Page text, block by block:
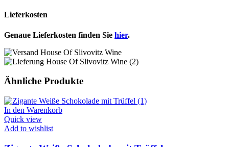
Lieferkosten
Genaue Lieferkosten finden Sie hier.
Ähnliche Produkte
In den Warenkorb
Quick view
Add to wishlist